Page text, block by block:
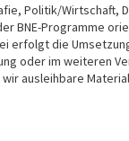
Politik/Wirtschaft,
BNE-Programme
erfolgt die
oder im weiteren
ausleihbare